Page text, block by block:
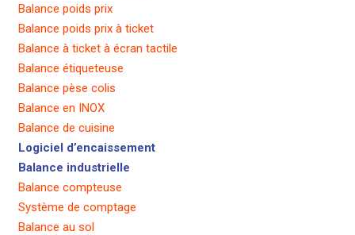
Balance poids prix
Balance poids prix à ticket
Balance à ticket à écran tactile
Balance étiqueteuse
Balance pèse colis
Balance en INOX
Balance de cuisine
Logiciel d’encaissement
Balance industrielle
Balance compteuse
Système de comptage
Balance au sol